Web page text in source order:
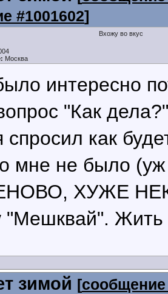
#1001602]
Москва
Вхожу во вкус
интересно
"Как
как
мне не было
ХУЖЕ
"Мешквай". Жить
зимой [сообщение